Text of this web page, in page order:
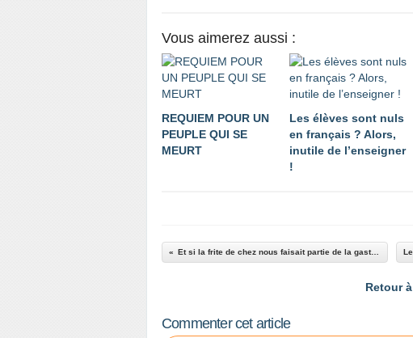
Vous aimerez aussi :
REQUIEM POUR UN
PEUPLE QUI SE
MEURT
Les élèves sont nuls
en français ? Alors,
inutile de l’enseigner
!
Et si la frite de chez nous faisait partie de la gastronomie française ?
Retour
Commenter cet article